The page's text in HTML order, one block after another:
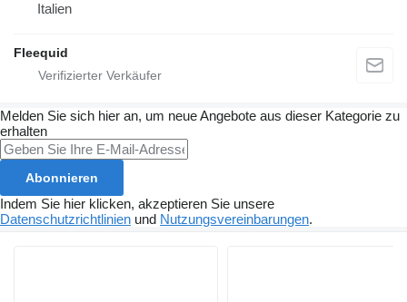
Italien
Fleequid
Melden Sie sich hier an, um neue Angebote aus dieser Kategorie zu
erhalten
Abonnieren
Indem Sie hier klicken, akzeptieren Sie unsere
Datenschutzrichtlinien und Nutzungsvereinbarungen.